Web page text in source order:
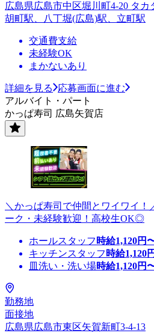
広島県広島市中区堀川町4-20 タカ
胡町駅、八丁堀(広島)駅、立町駅
交通費支給
未経験OK
まかないあり
詳細を見る
応募画面に進む
アルバイト・パート
かっぱ寿司 広島矢賀店
＼かっぱ寿司で仲間とワイワイ
ーク・未経験歓迎！高校生OK◎
ホールスタッフ 時給1,120円
キッチンスタッフ 時給1,120
皿洗い・洗い場時給1,120円
勤務地
面接地
広島県広島市東区矢賀新町3-4-13